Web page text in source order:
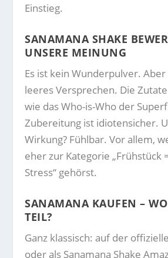
Einstieg.
SANAMANA SHAKE
UNSERE MEINUNG
Es ist kein Wunderpulver. Aber
leeres Versprechen. Die
wie das Who-is-Who der
Zubereitung ist idiotensicher.
Wirkung? Fühlbar. Vor allem,
eher zur Kategorie „Frühstück
Stress“ gehörst.
SANAMANA KAUFEN – WO
TEIL?
Ganz klassisch: auf der
oder als Sanamana Shake